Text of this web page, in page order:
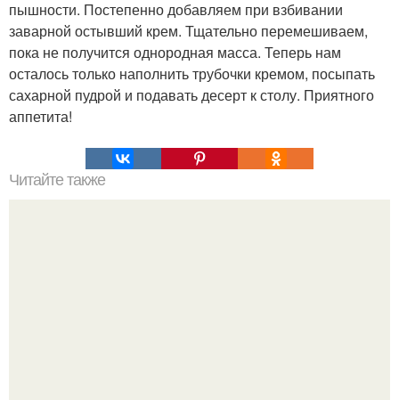
пышности. Постепенно добавляем при взбивании
заварной остывший крем. Тщательно перемешиваем,
пока не получится однородная масса. Теперь нам
осталось только наполнить трубочки кремом, посыпать
сахарной пудрой и подавать десерт к столу. Приятного
аппетита!
Читайте также